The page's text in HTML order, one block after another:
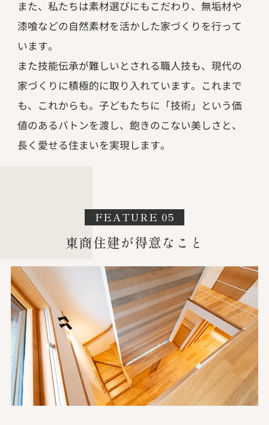
また、私たちは素材選びにもこだわり、無垢材や
漆喰などの自然素材を活かした家づくりを行って
います。
また技能伝承が難しいとされる職人技も、現代の
家づくりに積極的に取り入れています。これまで
も、これからも。子どもたちに「技術」という価
値のあるバトンを渡し、飽きのこない美しさと、
長く愛せる住まいを実現します。
FEATURE 05
東商住建が得意なこと